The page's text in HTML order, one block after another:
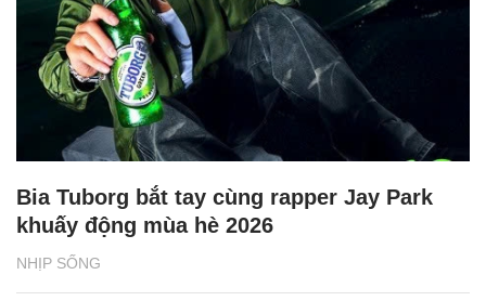
NHỊP SỐNG
Bia Tuborg bắt tay cùng rapper Jay Park
khuấy động mùa hè 2026